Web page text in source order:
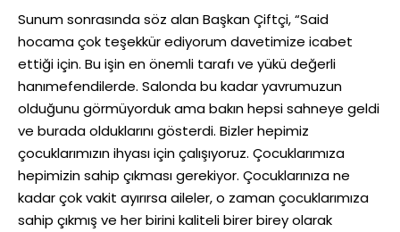
Sunum sonrasında söz alan Başkan Çiftçi, “Said
hocama çok teşekkür ediyorum davetimize icabet
ettiği için. Bu işin en önemli tarafı ve yükü değerli
hanımefendilerde. Salonda bu kadar yavrumuzun
olduğunu görmüyorduk ama bakın hepsi sahneye geldi
ve burada olduklarını gösterdi. Bizler hepimiz
çocuklarımızın ihyası için çalışıyoruz. Çocuklarımıza
hepimizin sahip çıkması gerekiyor. Çocuklarınıza ne
kadar çok vakit ayırırsa aileler, o zaman çocuklarımıza
sahip çıkmış ve her birini kaliteli birer birey olarak